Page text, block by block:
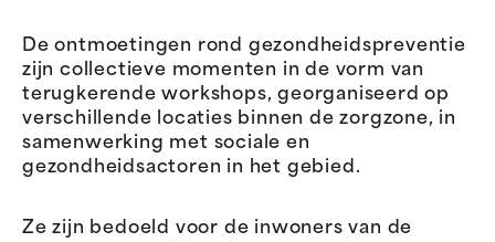
De ontmoetingen rond gezondheidspreventie
zijn collectieve momenten in de vorm van
terugkerende workshops, georganiseerd op
verschillende locaties binnen de zorgzone, in
samenwerking met sociale en
gezondheidsactoren in het gebied.
Ze zijn bedoeld voor de inwoners van de